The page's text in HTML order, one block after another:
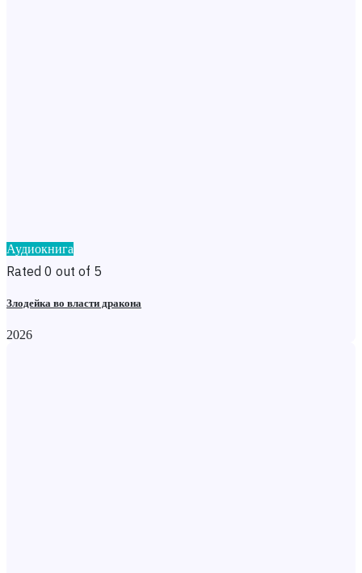
Аудиокнига
Rated 0 out of 5
Злодейка во власти дракона
2026